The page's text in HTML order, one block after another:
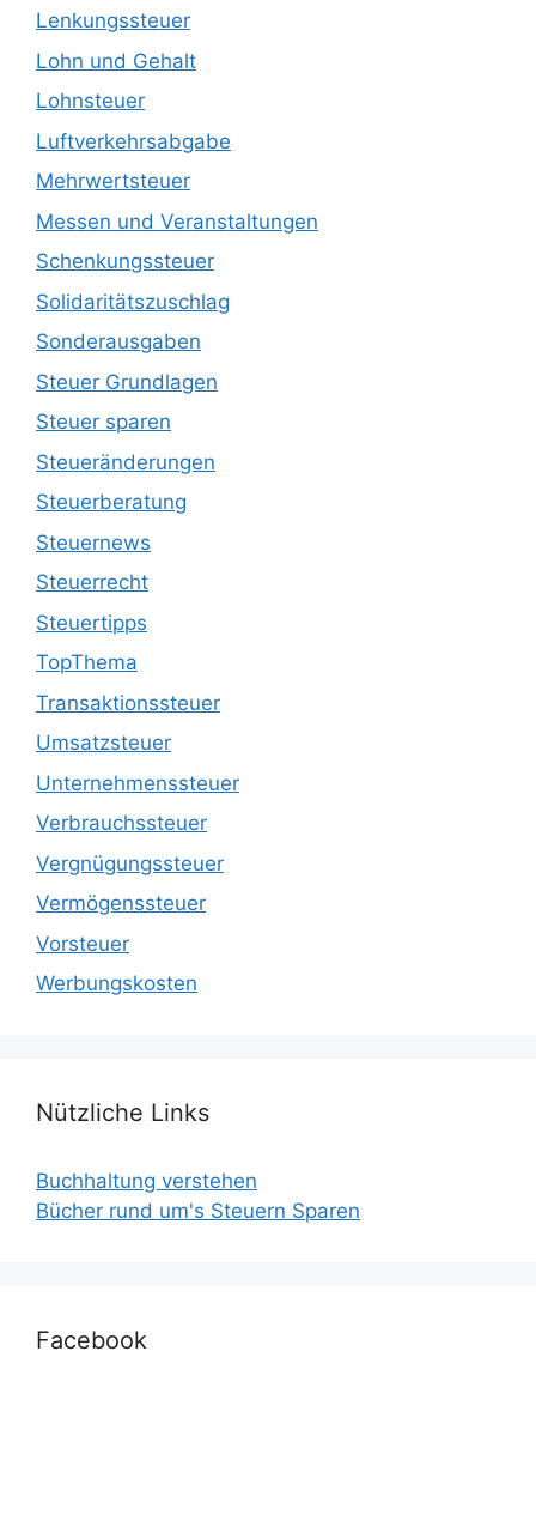
Lenkungssteuer
Lohn und Gehalt
Lohnsteuer
Luftverkehrsabgabe
Mehrwertsteuer
Messen und Veranstaltungen
Schenkungssteuer
Solidaritätszuschlag
Sonderausgaben
Steuer Grundlagen
Steuer sparen
Steueränderungen
Steuerberatung
Steuernews
Steuerrecht
Steuertipps
TopThema
Transaktionssteuer
Umsatzsteuer
Unternehmenssteuer
Verbrauchssteuer
Vergnügungssteuer
Vermögenssteuer
Vorsteuer
Werbungskosten
Nützliche Links
Buchhaltung verstehen
Bücher rund um's Steuern Sparen
Facebook